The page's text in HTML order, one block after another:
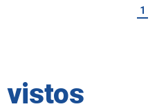
1
vistos